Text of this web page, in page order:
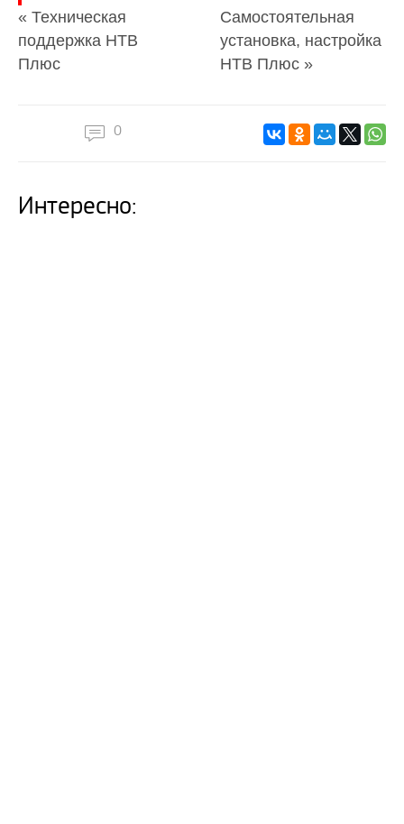
« Техническая
поддержка НТВ
Плюс
Самостоятельная
установка, настройка
НТВ Плюс »
0
Интересно: